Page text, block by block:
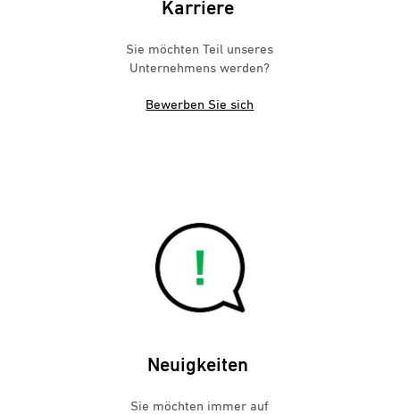
Karriere
Sie möchten Teil unseres
Unternehmens werden?
Bewerben Sie sich
Neuigkeiten
Sie möchten immer auf